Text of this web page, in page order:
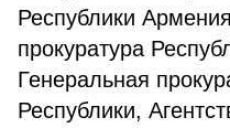
Республики
прокуратура
Генеральная
Республики,